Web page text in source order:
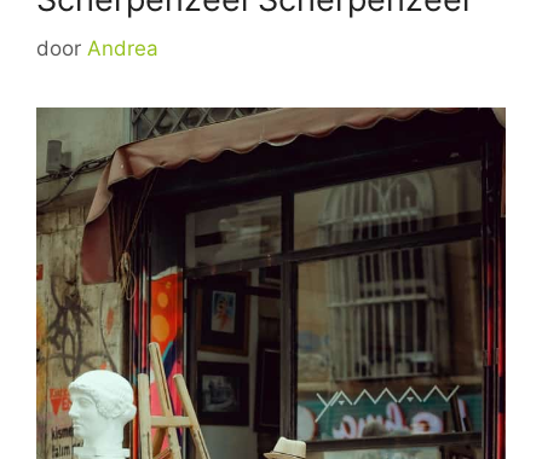
door Andrea